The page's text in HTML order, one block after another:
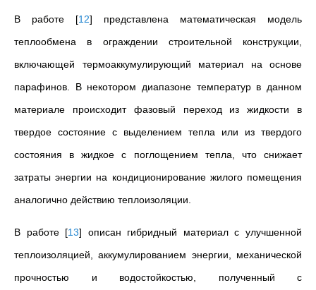
В работе [12] представлена математическая модель
теплообмена в ограждении строительной конструкции,
включающей термоаккумулирующий материал на основе
парафинов. В некотором диапазоне температур в данном
материале происходит фазовый переход из жидкости в
твердое состояние с выделением тепла или из твердого
состояния в жидкое с поглощением тепла, что снижает
затраты энергии на кондиционирование жилого помещения
аналогично действию теплоизоляции.
В работе [13] описан гибридный материал с улучшенной
теплоизоляцией, аккумулированием энергии, механической
прочностью и водостойкостью, полученный с